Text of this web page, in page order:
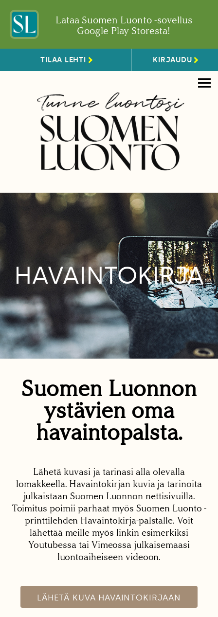
Lataa Suomen Luonto -sovellus
Google Play Storesta!
TILAA LEHTI KIRJAUDU
HAVAINTOKIRJA
Suomen Luonnon
ystävien oma
havaintopalsta.
Lähetä kuvasi ja tarinasi alla olevalla
lomakkeella. Havaintokirjan kuvia ja tarinoita
julkaistaan Suomen Luonnon nettisivuilla.
Toimitus poimii parhaat myös Suomen Luonto -
printtilehden Havaintokirja-palstalle. Voit
lähettää meille myös linkin esimerkiksi
Youtubessa tai Vimeossa julkaisemaasi
luontoaiheiseen videoon.
LÄHETÄ KUVA HAVAINTOKIRJAAN